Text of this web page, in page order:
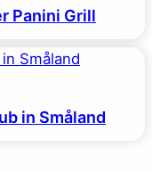
Panini Grill
in Småland